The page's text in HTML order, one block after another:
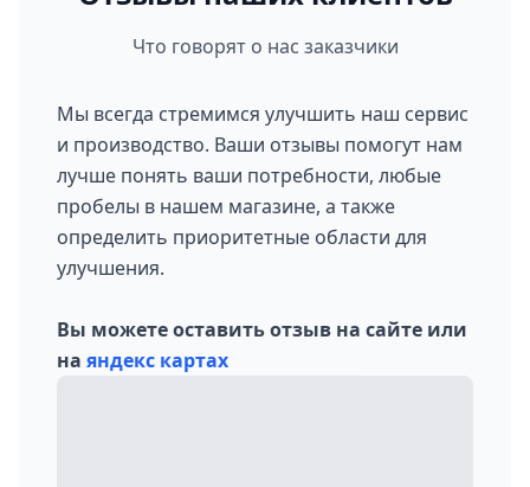
Что говорят о нас заказчики
Мы всегда стремимся улучшить наш сервис
и производство. Ваши отзывы помогут нам
лучше понять ваши потребности, любые
пробелы в нашем магазине, а также
определить приоритетные области для
улучшения.
Вы можете оставить отзыв на сайте или
на яндекс картах